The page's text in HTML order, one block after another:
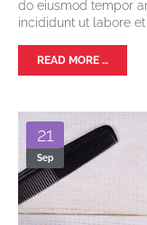
do eiusmod tempor
incididunt ut labore
READ MORE …
21
Sep